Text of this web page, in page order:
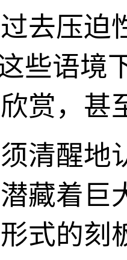
去压迫
些语境
赏，甚
清醒地
藏着巨
式的刻